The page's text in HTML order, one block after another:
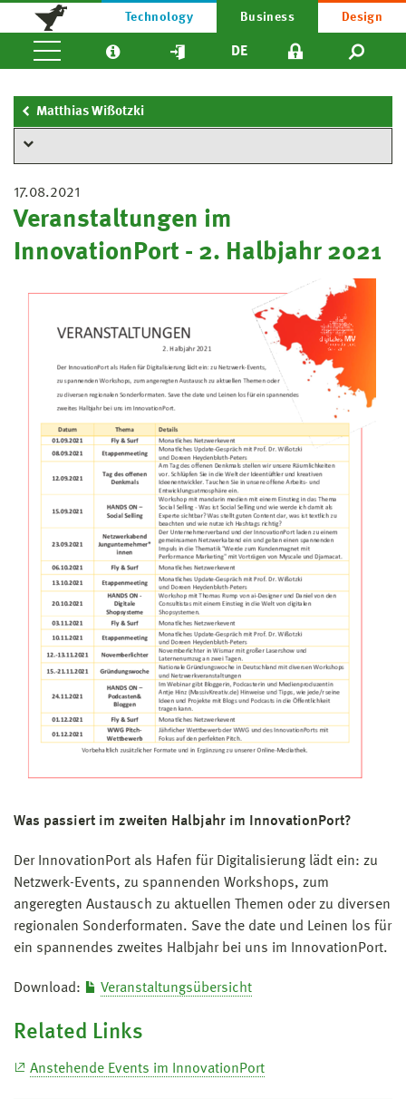
Technology Business Design
DE
Matthias Wißotzki
17.08.2021
Veranstaltungen im
InnovationPort - 2. Halbjahr 2021
Was passiert im zweiten Halbjahr im InnovationPort?
Der InnovationPort als Hafen für Digitalisierung lädt ein: zu
Netzwerk-Events, zu spannenden Workshops, zum
angeregten Austausch zu aktuellen Themen oder zu diversen
regionalen Sonderformaten. Save the date und Leinen los für
ein spannendes zweites Halbjahr bei uns im InnovationPort.
Download: Veranstaltungsübersicht
Related Links
Anstehende Events im InnovationPort